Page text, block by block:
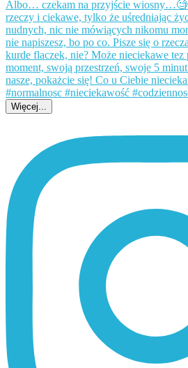
Więcej...